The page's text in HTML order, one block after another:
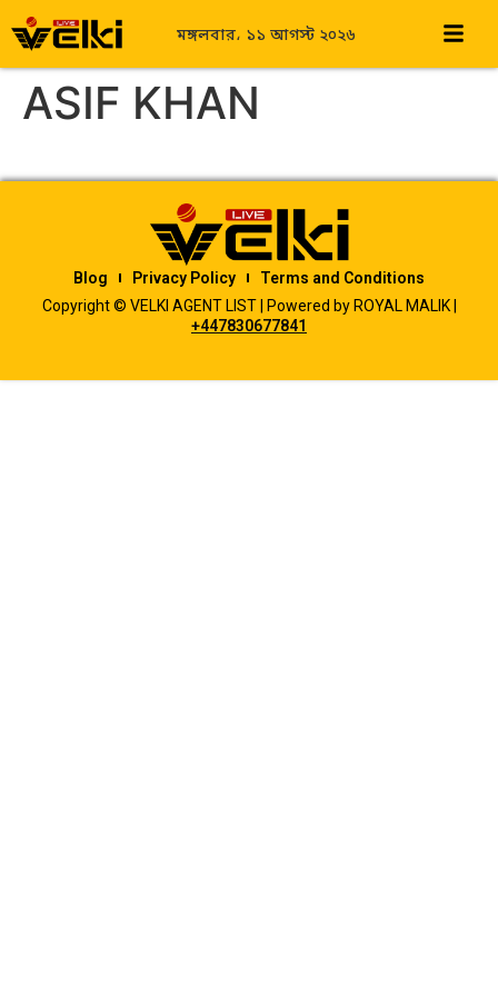
মঙ্গলবার، ১১ আগস্ট ২০২৬
ASIF KHAN
Blog Privacy Policy
Terms and Conditions
Copyright © VELKI AGENT LIST | Powered by ROYAL MALIK |
+447830677841